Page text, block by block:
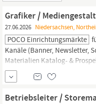
Grafiker /
27.06.2026 Niedersachsen,
POCO Einrichtungsmärkte
Kanäle (Banner, Newsletter,
Materialien Katalog- &
grafischen Umsetzung
Handzettel mit Corporate
Weiterentwicklung der
Betriebsleiter /